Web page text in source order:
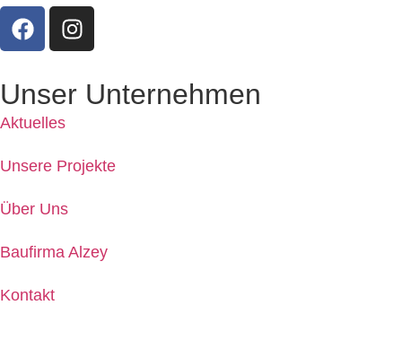
Unser Unternehmen
Aktuelles
Unsere Projekte
Über Uns
Baufirma Alzey
Kontakt